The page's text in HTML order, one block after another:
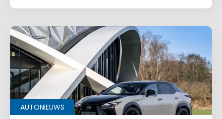
Site
Voeg een reactie toe
Alternative:
AUTONIEUWS